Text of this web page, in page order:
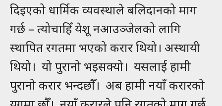
दिइएको धार्मिक व्यवस्थाले बलिदानको माग
गर्छ – त्योचाहिँ येशू नआउञ्जेलको लागि
स्थापित रगतमा भएको करार थियो। अस्थायी
थियो। यो पुरानो भइसक्यो। यसलाई हामी
पुरानो करार भन्दछौँ। अब हामी नयाँ करारको